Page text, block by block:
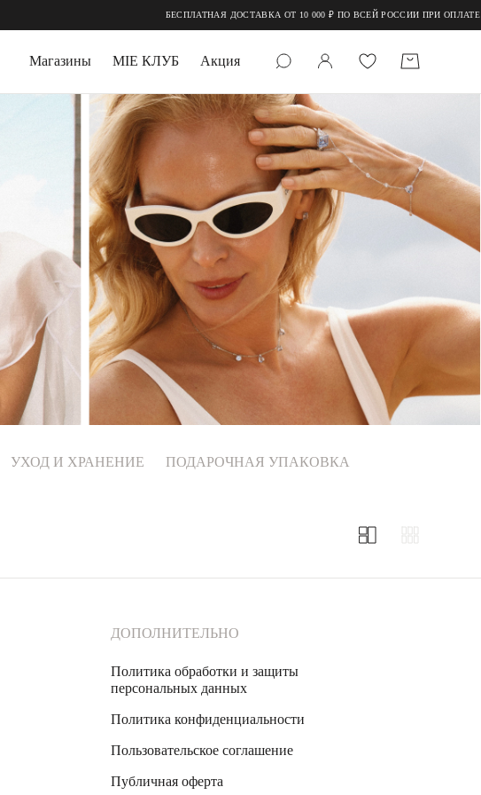
БЕСПЛАТНАЯ ДОСТАВКА ОТ 10 000 ₽ ПО ВСЕЙ РОССИИ ПРИ ОПЛАТЕ
ДРАГОЦЕННЫЕ КАМНИ
Выращенный изумруд
Цитрин
ПОДАРОЧНАЯ УПАКОВКА
Магазины MIE КЛУБ Акция
УХОД И ХРАНЕНИЕ ПОДАРОЧНАЯ УПАКОВКА
ДОПОЛНИТЕЛЬНО
Политика обработки и защиты
персональных данных
Политика конфиденциальности
Пользовательское соглашение
Публичная оферта